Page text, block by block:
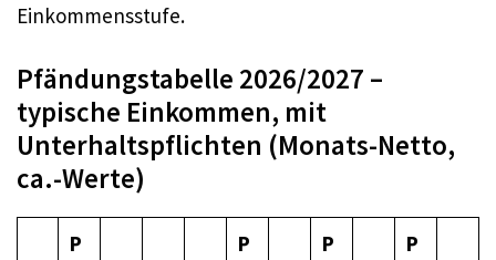
Einkommensstufe.
Pfändungstabelle 2026/2027 –
typische Einkommen, mit
Unterhaltspflichten (Monats-Netto,
ca.-Werte)
P
P
P
P